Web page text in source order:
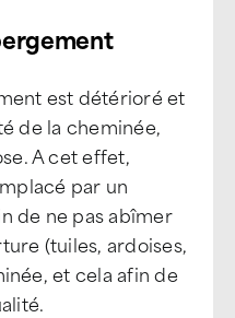
est détérioré et
de la cheminée,
A cet effet,
par un
de ne pas abîmer
(tuiles, ardoises,
et cela afin de